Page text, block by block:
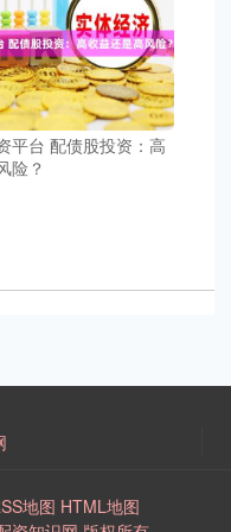
平台 配债股投资：高
险？
地图 HTML地图